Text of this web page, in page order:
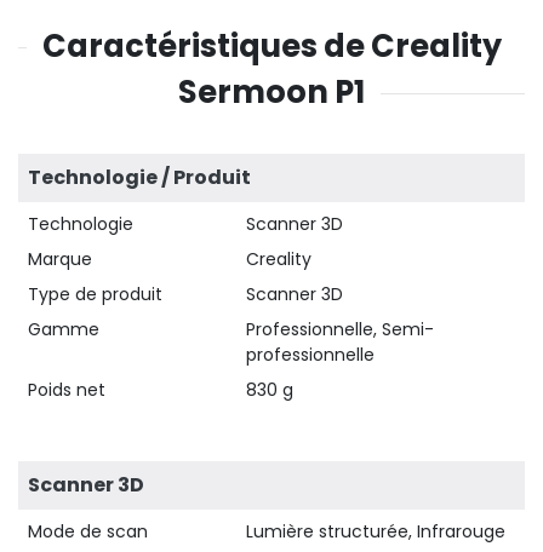
Caractéristiques de Creality
Sermoon P1
Technologie / Produit
Technologie
Scanner 3D
Marque
Creality
Type de produit
Scanner 3D
Gamme
Professionnelle, Semi-
professionnelle
Poids net
830 g
Scanner 3D
Mode de scan
Lumière structurée, Infrarouge